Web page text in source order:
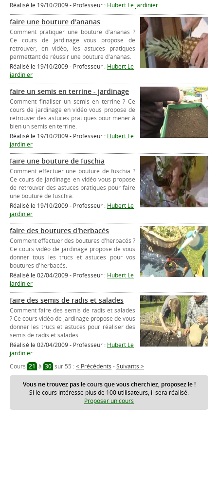
Réalisé le 19/10/2009 - Professeur : Hubert Le jardinier
faire une bouture d'ananas
Comment pratiquer une bouture d'ananas ?
Ce cours de jardinage vous propose de
retrouver, en vidéo, les astuces pratiques
permettant de réussir une bouture d'ananas.
Réalisé le 19/10/2009 - Professeur : Hubert Le
jardinier
faire un semis en terrine - jardinage
Comment finaliser un semis en terrine ? Ce
cours de jardinage en vidéo vous propose de
retrouver des astuces pratiques pour mener à
bien un semis en terrine.
Réalisé le 19/10/2009 - Professeur : Hubert Le
jardinier
faire une bouture de fuschia
Comment effectuer une bouture de fuschia ?
Ce cours de jardinage en vidéo vous propose
de retrouver des astuces pratiques pour faire
une bouture de fuschia.
Réalisé le 19/10/2009 - Professeur : Hubert Le
jardinier
faire des boutures d'herbacés
Comment effectuer des boutures d'herbacés ?
Ce cours vidéo de jardinage propose de vous
donner tous les trucs et astuces pour vos
boutures d'herbacés.
Réalisé le 02/04/2009 - Professeur : Hubert Le
jardinier
faire des semis de radis et salades
Comment faire des semis de radis et salades
? Ce cours vidéo de jardinage propose de vous
donner les trucs et astuces pour réaliser des
semis de radis et salades.
Réalisé le 02/04/2009 - Professeur : Hubert Le
jardinier
Cours 21à 30sur 55 :< Précédents -Suivants >
Vous ne trouvez pas le cours que vous cherchiez, proposez le !
Si le cours intéresse plus de 100 utilisateurs, il sera réalisé.
Proposer un cours